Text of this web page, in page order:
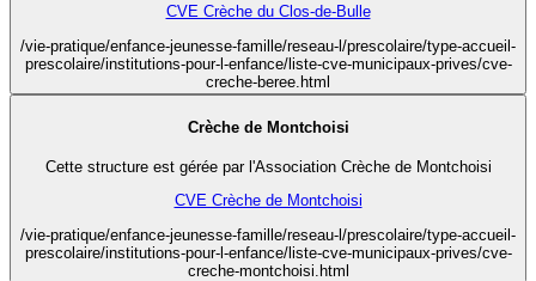
CVE Crèche du Clos-de-Bulle
/vie-pratique/enfance-jeunesse-famille/reseau-l/prescolaire/type-accueil-
prescolaire/institutions-pour-l-enfance/liste-cve-municipaux-prives/cve-
creche-beree.html
Crèche de Montchoisi
Cette structure est gérée par l'Association Crèche de Montchoisi
CVE Crèche de Montchoisi
/vie-pratique/enfance-jeunesse-famille/reseau-l/prescolaire/type-accueil-
prescolaire/institutions-pour-l-enfance/liste-cve-municipaux-prives/cve-
creche-montchoisi.html